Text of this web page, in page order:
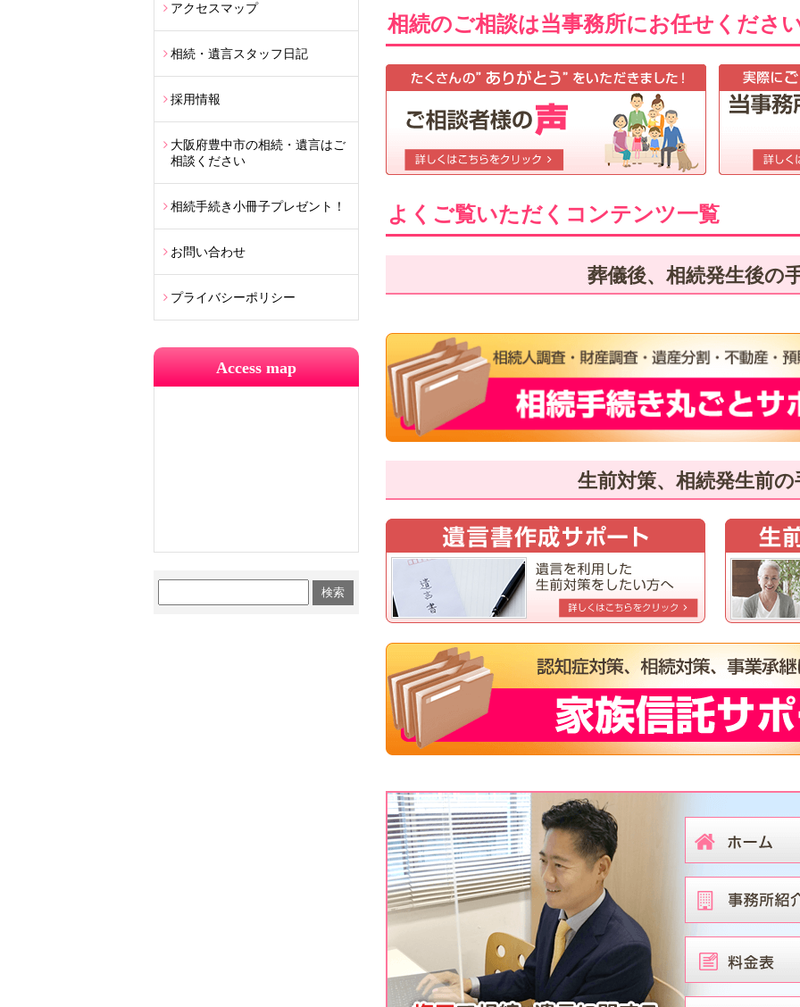
相続のご相談は当事務所にお任せくださ
よくご覧いただくコンテンツ一覧
葬儀後、相続発生後の
生前対策、相続発生前
アクセスマップ
相続・遺言スタッフ日記
採用情報
大阪府豊中市の相続・遺言はご
相談ください
相続手続き小冊子プレゼント！
お問い合わせ
プライバシーポリシー
Access map